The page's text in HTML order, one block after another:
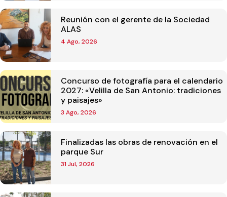
Reunión con el gerente de la Sociedad
ALAS
4 Ago, 2026
Concurso de fotografía para el calendario
2027: «Velilla de San Antonio: tradiciones
y paisajes»
3 Ago, 2026
Finalizadas las obras de renovación en el
parque Sur
31 Jul, 2026